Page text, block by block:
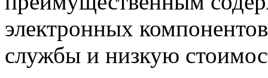
электронных
службы и низкую